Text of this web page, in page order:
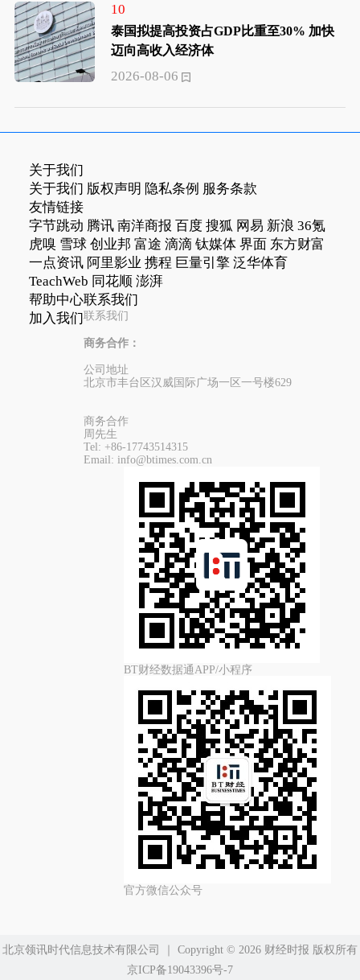
10
泰国拟提高投资占GDP比重至30% 加快
迈向高收入经济体
2026-08-06
关于我们
关于我们 版权声明 隐私条例 服务条款
友情链接
字节跳动 腾讯 南洋商报 百度 搜狐 网易 新浪 36氪
虎嗅 雪球 创业邦 富途 滴滴 钛媒体 界面 东方财富
一点资讯 阿里影业 携程 巨量引擎 泛华体育
TeachWeb 同花顺 澎湃
帮助中心
加入我们
联系我们
联系我们
商务合作：
公司地址
北京市丰台区汉威国际广场一区一号楼629
商务合作
周先生
Tel: +86-17743514315
Email: info@btimes.com.cn
BT财经数据通APP/小程序
官方微信公众号
北京领讯时代信息技术有限公司
｜ Copyright ©️ 2026 财经时报 版权所有
京ICP备19043396号-7